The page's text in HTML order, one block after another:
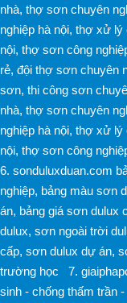
nhà, thợ sơn chuyên
nghiệp hà nội, thợ xử lý
nội, thợ sơn công
rẻ, đội thợ sơn chuyên
sơn, thi công sơn
nhà, thợ sơn chuyên
nghiệp hà nội, thợ xử lý
nội, thợ sơn công
6. sonduluxduan.com
nghiệp, bảng màu sơn
án, bảng giá sơn dulux
dulux, sơn ngoài trời
cấp, sơn dulux dự án,
trường học
7.
sinh - chống thấm trần -